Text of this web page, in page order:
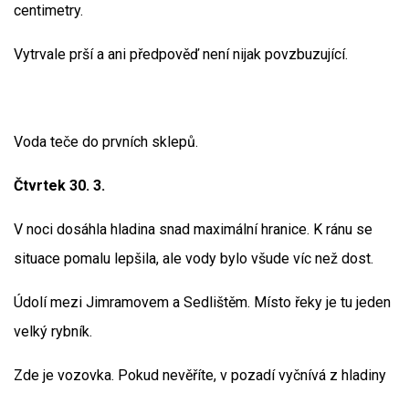
centimetry.
Vytrvale prší a ani předpověď není nijak povzbuzující.
Voda teče do prvních sklepů.
Čtvrtek 30. 3.
V noci dosáhla hladina snad maximální hranice. K ránu se
situace pomalu lepšila, ale vody bylo všude víc než dost.
Údolí mezi Jimramovem a Sedlištěm. Místo řeky je tu jeden
velký rybník.
Zde je vozovka. Pokud nevěříte, v pozadí vyčnívá z hladiny